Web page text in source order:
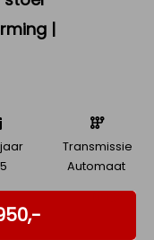
|
Transmissie
Automaat